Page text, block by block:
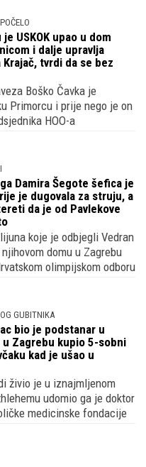
USKOK upao u dom
i dalje upravlja
tvrdi da se bez
Boško Čavka je
Primorcu i prije nego je on
HOO-a
Damira Šegote šefica je
je dugovala za struju, a
da je od Pavlekove
koje je odbjegli Vedran
domu u Zagrebu
olimpijskom odboru
GUBITNIKA
bio je podstanar u
Zagrebu kupio 5-sobni
kad je ušao u
živio je u iznajmljenom
udomio ga je doktor
medicinske fondacije